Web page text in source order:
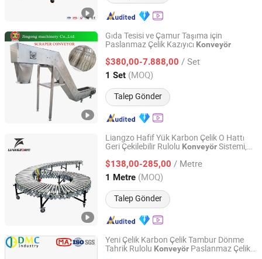
Gıda Tesisi ve Çamur Taşıma için
Paslanmaz Çelik Kazıyıcı Konveyör
$380,00-7.888,00 / Set
1 Set (MOQ)
Talep Gönder
Shandong Teconway Intelligent Equipment Co., LTD
Shandong, China Fiyat 2021
Liangzo Hafif Yük Karbon Çelik O Hattı
Geri Çekilebilir Rulolu KonveyörSistemi,
$138,00-285,00 / Metre
1 Metre (MOQ)
Talep Gönder
Fujian Liangzuo Intelligent Equipment Technology Co.,
Fujian, China Fiyat 2020
Yeni Çelik Karbon Çelik Tambur Dönme
Tahrik Rulolu Konveyör Paslanmaz Çelik
DMC (Shanghai) Import & Export Co., Ltd.